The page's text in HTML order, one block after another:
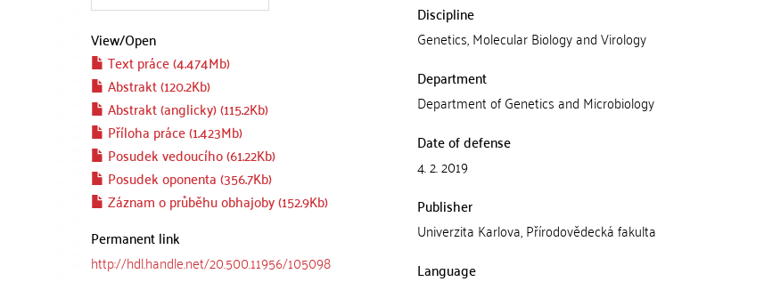
View/Open
Text práce (4.474Mb)
Abstrakt (120.2Kb)
Abstrakt (anglicky) (115.2Kb)
Příloha práce (1.423Mb)
Posudek vedoucího (61.22Kb)
Posudek oponenta (356.7Kb)
Záznam o průběhu obhajoby (152.9Kb)
Permanent link
http://hdl.handle.net/20.500.11956/105098
Discipline
Genetics, Molecular Biology and Virology
Department
Department of Genetics and Microbiology
Date of defense
4. 2. 2019
Publisher
Univerzita Karlova, Přírodovědecká fakulta
Language